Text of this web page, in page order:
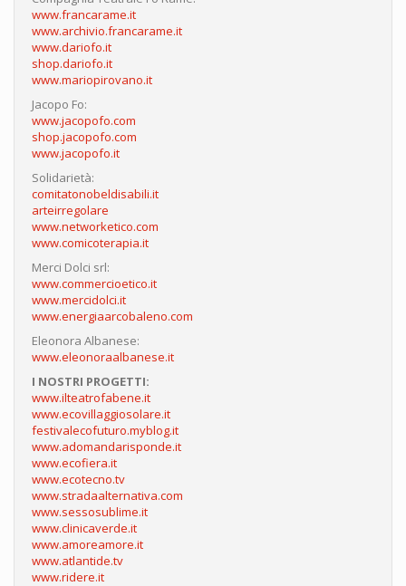
www.francarame.it
www.archivio.francarame.it
www.dariofo.it
shop.dariofo.it
www.mariopirovano.it
Jacopo Fo:
www.jacopofo.com
shop.jacopofo.com
www.jacopofo.it
Solidarietà:
comitatonobeldisabili.it
arteirregolare
www.networketico.com
www.comicoterapia.it
Merci Dolci srl:
www.commercioetico.it
www.mercidolci.it
www.energiaarcobaleno.com
Eleonora Albanese:
www.eleonoraalbanese.it
I NOSTRI PROGETTI:
www.ilteatrofabene.it
www.ecovillaggiosolare.it
festivalecofuturo.myblog.it
www.adomandarisponde.it
www.ecofiera.it
www.ecotecno.tv
www.stradaalternativa.com
www.sessosublime.it
www.clinicaverde.it
www.amoreamore.it
www.atlantide.tv
www.ridere.it